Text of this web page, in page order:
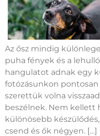
Az ősz mindig
puha fények és a
hangulatot adnak egy
fotózásunkon pontosan
szerettük volna
beszélnek. Nem kellett
különösebb
csend és ők négyen. […]